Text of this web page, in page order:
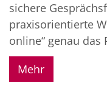
sichere
praxisorientierte
online“ genau das
Mehr